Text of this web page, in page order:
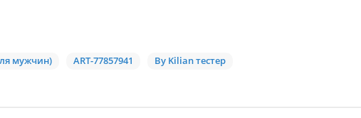
мужчин) ART-77857941 By Kilian тестер